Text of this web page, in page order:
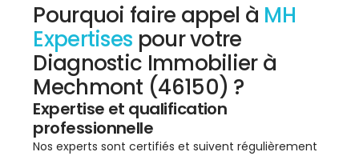
Pourquoi faire appel à MH
Expertises pour votre
Diagnostic Immobilier à
Mechmont (46150) ?
Expertise et qualification
professionnelle
Nos experts sont certifiés et suivent régulièrement